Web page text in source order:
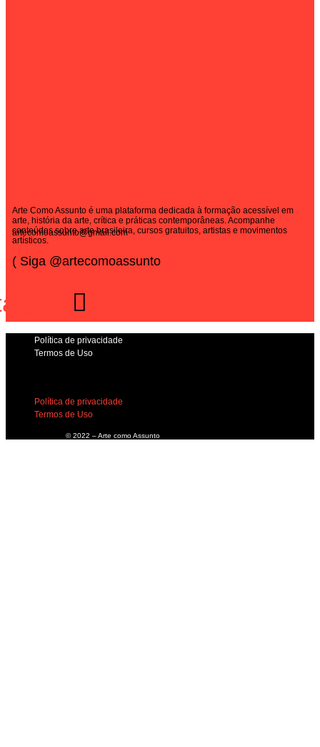
Arte Como Assunto é uma plataforma dedicada à formação acessível em
arte, história da arte, crítica e práticas contemporâneas. Acompanhe
conteúdos sobre arte brasileira, cursos gratuitos, artistas e movimentos
artísticos.
artecomoassunto@gmail.com
( Siga @artecomoassunto
Política de privacidade
Termos de Uso
Política de privacidade
Termos de Uso
© 2022 – Arte como Assunto